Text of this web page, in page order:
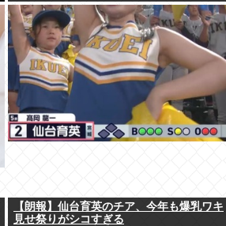
【朗報】仙台育英のチア、今年も爆乳ワキ
見せ祭りがシコすぎる